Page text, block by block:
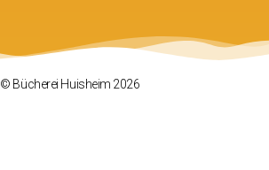
© Bücherei Huisheim 2026